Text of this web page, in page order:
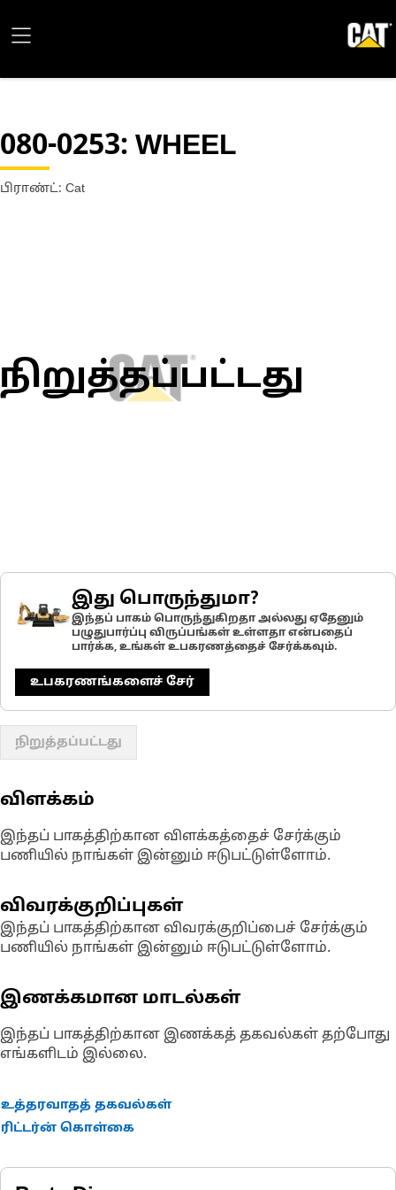
080-0253: WHEEL
பிராண்ட்: Cat
நிறுத்தப்பட்டது
இது பொருந்துமா?
இந்தப் பாகம் பொருந்துகிறதா அல்லது ஏதேனும்
பழுதுபார்ப்பு விருப்பங்கள் உள்ளதா என்பதைப்
பார்க்க, உங்கள் உபகரணத்தைச் சேர்க்கவும்.
உபகரணங்களைச் சேர்
நிறுத்தப்பட்டது
விளக்கம்
இந்தப் பாகத்திற்கான விளக்கத்தைச் சேர்க்கும்
பணியில் நாங்கள் இன்னும் ஈடுபட்டுள்ளோம்.
விவரக்குறிப்புகள்
இந்தப் பாகத்திற்கான விவரக்குறிப்பைச் சேர்க்கும்
பணியில் நாங்கள் இன்னும் ஈடுபட்டுள்ளோம்.
இணக்கமான மாடல்கள்
இந்தப் பாகத்திற்கான இணக்கத் தகவல்கள் தற்போது
எங்களிடம் இல்லை.
உத்தரவாதத் தகவல்கள்
ரிட்டர்ன் கொள்கை